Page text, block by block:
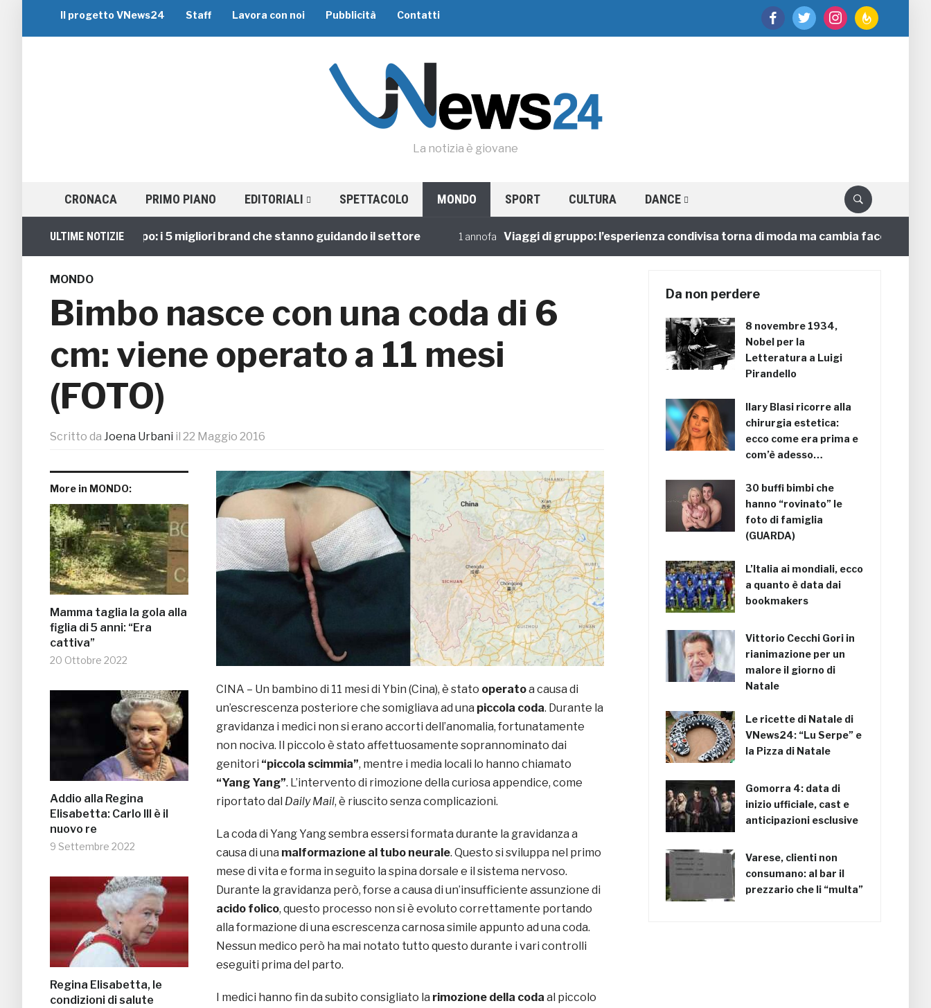
facebooktwitter instagramfeedburner
Il progetto VNews24 Staff Lavora con noi Pubblicità Contatti
La notizia è giovane
CRONACA PRIMO PIANO EDITORIALI SPETTACOLO MONDO SPORT CULTURA DANCE
ULTIME NOTIZIE
Viaggi di Gruppo: i 5 migliori brand che stanno guidando il settore 1 annofa Viaggi di gruppo: l’esperienza condivisa torna di moda ma cambia faccia
MONDO
Bimbo nasce con una coda di 6
cm: viene operato a 11 mesi
(FOTO)
Scritto da Joena Urbani il 22 Maggio 2016
More in MONDO:
Mamma taglia la gola alla
figlia di 5 anni: “Era
cattiva”
20 Ottobre 2022
Addio alla Regina
Elisabetta: Carlo III è il
nuovo re
9 Settembre 2022
Regina Elisabetta, le
condizioni di salute
CINA – Un bambino di 11 mesi di Ybin (Cina), è stato operatoa causa di
un’escrescenza posteriore che somigliava ad una piccola coda. Durante la
gravidanza i medici non si erano accorti dell’anomalia, fortunatamente
non nociva. Il piccolo è stato affettuosamente soprannominato dai
genitori “piccola scimmia”, mentre i media locali lo hanno chiamato
“Yang Yang”. L’intervento di rimozione della curiosa appendice, come
riportato dal Daily Mail, è riuscito senza complicazioni.
La coda di Yang Yang sembra essersi formata durante la gravidanza a
causa di una malformazione al tubo neurale. Questo si sviluppa nel primo
mese di vita e forma in seguito la spina dorsale e il sistema nervoso.
Durante la gravidanza però, forse a causa di un’insufficiente assunzione di
acido folico, questo processo non si è evoluto correttamente portando
alla formazione di una escrescenza carnosa simile appunto ad una coda.
Nessun medico però ha mai notato tutto questo durante i vari controlli
eseguiti prima del parto.
I medici hanno fin da subito consigliato la rimozione della coda al piccolo
Da non perdere
8 novembre 1934,
Nobel per la
Letteratura a Luigi
Pirandello
Ilary Blasi ricorre alla
chirurgia estetica:
ecco come era prima e
com’è adesso…
30 buffi bimbi che
hanno “rovinato” le
foto di famiglia
(GUARDA)
L’Italia ai mondiali, ecco
a quanto è data dai
bookmakers
Vittorio Cecchi Gori in
rianimazione per un
malore il giorno di
Natale
Le ricette di Natale di
VNews24: “Lu Serpe” e
la Pizza di Natale
Gomorra 4: data di
inizio ufficiale, cast e
anticipazioni esclusive
Varese, clienti non
consumano: al bar il
prezzario che li “multa”